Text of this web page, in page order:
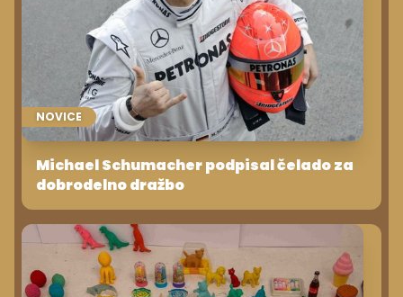
NOVICE
Michael Schumacher podpisal čelado za
dobrodelno dražbo